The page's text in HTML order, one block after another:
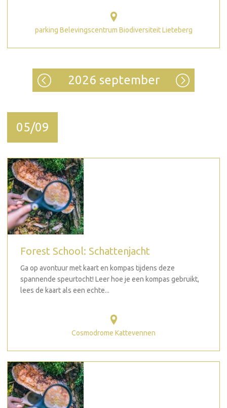
parking Belevingscentrum Biodiversiteit Lieteberg
2026 september
05/09
Forest School: Schattenjacht
Ga op avontuur met kaart en kompas tijdens deze
spannende speurtocht! Leer hoe je een kompas gebruikt,
lees de kaart als een echte...
Cosmodrome Kattevennen